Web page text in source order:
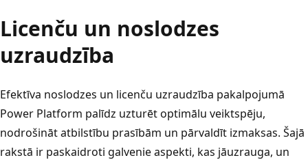
Licenču un noslodzes
uzraudzība
Efektīva noslodzes un licenču uzraudzība pakalpojumā
Power Platform palīdz uzturēt optimālu veiktspēju,
nodrošināt atbilstību prasībām un pārvaldīt izmaksas. Šajā
rakstā ir paskaidroti galvenie aspekti, kas jāuzrauga, un